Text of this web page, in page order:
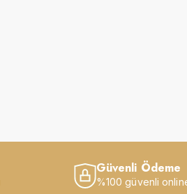
Güvenli Ödeme
%100 güvenli